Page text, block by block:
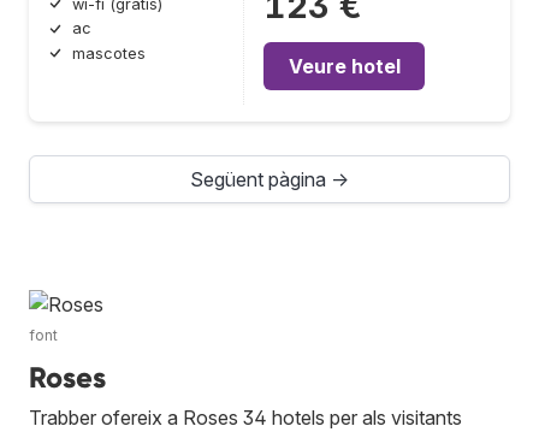
wi-fi (gratis)
ac
mascotes
Veure hotel
Següent pàgina →
font
Roses
Trabber ofereix a Roses 34 hotels per als visitants